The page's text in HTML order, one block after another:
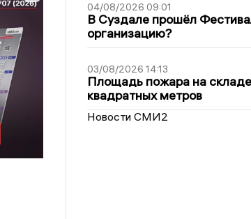
04/08/2026 09:01
В Суздале прошёл
организацию?
03/08/2026 14:13
Площадь пожара на
квадратных метров
Новости СМИ2